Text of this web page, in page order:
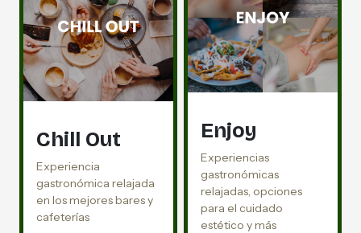
Chill Out
Experiencia
gastronómica relajada
en los mejores bares y
cafeterías
Enjoy
Experiencias
gastronómicas
relajadas, opciones
para el cuidado
estético y más